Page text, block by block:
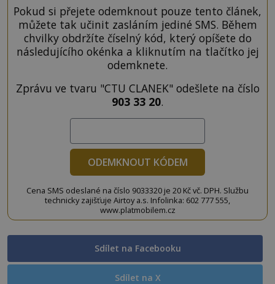
Pokud si přejete odemknout pouze tento článek,
můžete tak učinit zasláním jediné SMS. Během
chvilky obdržíte číselný kód, který opíšete do
následujícího okénka a kliknutím na tlačítko jej
odemknete.
Zprávu ve tvaru "CTU CLANEK" odešlete na číslo
903 33 20.
ODEMKNOUT KÓDEM
Cena SMS odeslané na číslo 9033320 je 20 Kč vč. DPH. Službu
technicky zajišťuje Airtoy a.s. Infolinka: 602 777 555,
www.platmobilem.cz
Sdílet na Facebooku
Sdílet na X